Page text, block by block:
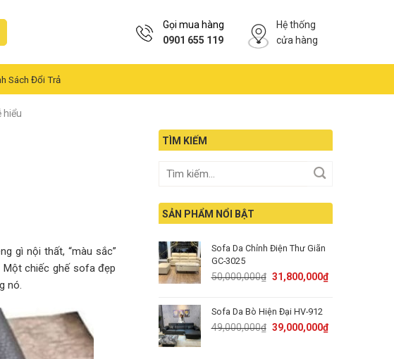
Gọi mua hàng
0901 655 119
Hệ thống
cửa hàng
Sách Đổi Trả
hiểu
gì nội thất, “màu sắc”
chiếc ghế sofa đẹp
nó.
TÌM KIẾM
SẢN PHẨM NỔI BẬT
Sofa Da Chỉnh Điện Thư Giãn
GC-3025
50,000,000₫ Original
50,000,000₫.
31,800,000₫Current
Sofa Da Bò Hiện Đại HV-912
49,000,000₫ Original
39,000,000₫Current